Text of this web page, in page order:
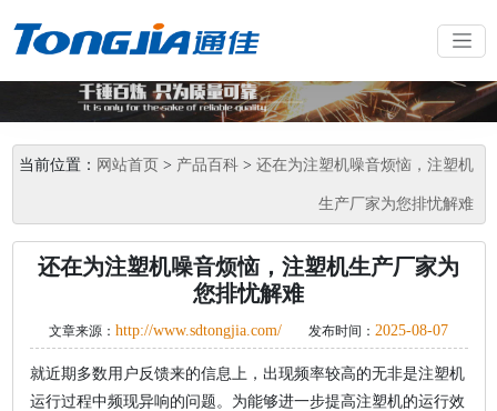
当前位置： 网站首页 > 产品百科> 还在为注塑机噪音烦恼，注塑机
生产厂家为您排忧解难
还在为注塑机噪音烦恼，注塑机生产厂家为
您排忧解难
文章来源： http://www.sdtongjia.com/ 发布时间： 2025-08-07
就近期多数用户反馈来的信息上，出现频率较高的无非是注塑机
运行过程中频现异响的问题。为能够进一步提高注塑机的运行效